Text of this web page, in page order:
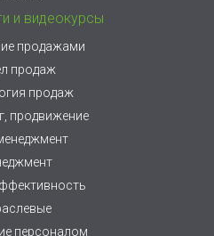
и видеокурсы
продажами
продаж
продаж
продвижение
персоналом